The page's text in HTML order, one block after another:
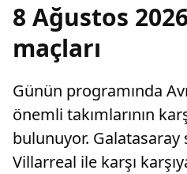
8 Ağustos
maçları
Günün programında
önemli takımlarının
bulunuyor. Galatasaray
Villarreal ile karşı